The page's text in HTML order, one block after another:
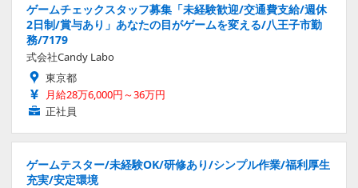
ゲームチェックスタッフ募集「未経験歓迎/交通費支給/週休
2日制/賞与あり」あなたの目がゲームを変える/八王子市勤
務/7179
式会社Candy Labo
東京都
月給28万6,000円～36万円
正社員
ゲームテスター/未経験OK/研修あり/シンプル作業/福利厚生
充実/安定環境